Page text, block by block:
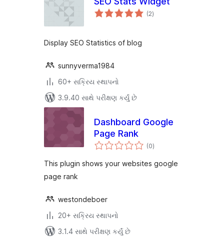
(2કુલ
રેટિંગ્સ
)
Display SEO Statistics of blog
sunnyverma1984
60+ સક્રિય સ્થાપનો
3.9.40 સાથે પરીક્ષણ કર્યું છે
Dashboard Google
Page Rank
(0કુલ
રેટિંગ્સ
)
This plugin shows your websites google
page rank
westondeboer
20+ સક્રિય સ્થાપનો
3.1.4 સાથે પરીક્ષણ કર્યું છે